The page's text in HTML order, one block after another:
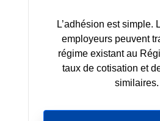
L’adhésion est simple.
employeurs peuvent
régime existant au
taux de cotisation et
similaires.